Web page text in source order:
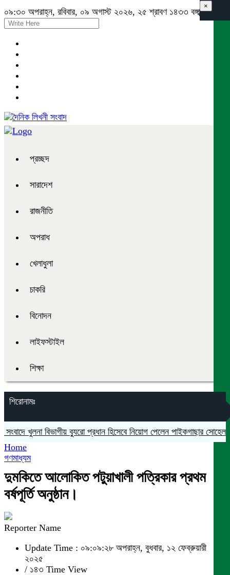
০৯:৩০ অপরাহ্ন, রবিবার, ০৯ অগাস্ট ২০২৬, ২৫ শ্রাবণ ১৪৩৩ বঙ্গাব্দ
প্রচ্ছদ
সারাদেশ
রাজনীতি
অপরাধ
খেলাধুলা
চাকরি
বিনোদন
লাইফস্টাইল
শিক্ষা
শিরোনামঃ
খুলনা বিভাগীয় ব্যুরো প্রধান হিসেবে নিয়োগ পেলেন পাইকগাছার সোহেল রানা
×
Home
গণমাধ্যম
দুমকিতে আলোকিত পটুয়াখালী পত্রিকার প্রথম
বর্ষপূর্তি অনুষ্ঠান।
Reporter Name
Update Time : ০৯:০৯:২৮ অপরাহ্ন, বুধবার, ১২ ফেব্রুয়ারী
২০২৫
/ ১৪৩ Time View